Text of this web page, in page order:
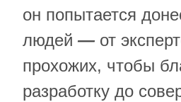
он попытается
людей — от
прохожих, чтобы
разработку до